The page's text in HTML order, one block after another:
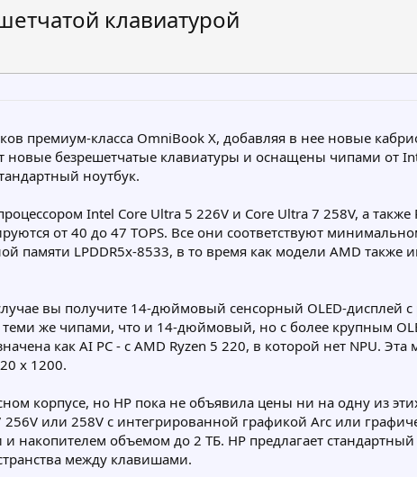
клавиатурой
премиум-класса OmniBook X, добавляя в нее новые
безрешетчатые клавиатуры и оснащены чипами от
ноутбук.
Intel Core Ultra 5 226V и Core Ultra 7 258V, а также
от 40 до 47 TOPS. Все они соответствуют
памяти LPDDR5x-8533, в то время как модели AMD
вы получите 14-дюймовый сенсорный OLED-дисплей
же чипами, что и 14-дюймовый, но с более крупным
как AI PC - с AMD Ryzen 5 220, в которой нет NPU.
x 1200.
корпусе, но HP пока не объявила цены ни на одну из
или 258V с интегрированной графикой Arc или
накопителем объемом до 2 ТБ. HP предлагает
между клавишами.